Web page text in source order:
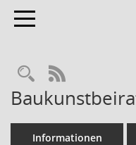
Toggle navigation
RSS-Feed
Informationen